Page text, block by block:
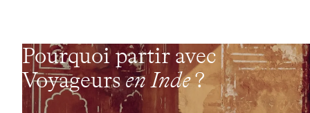
Pourquoi partir avec
Voyageursen Inde?